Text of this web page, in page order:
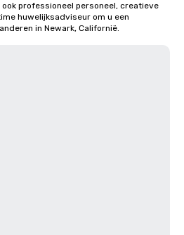
professioneel personeel, creatieve
huwelijksadviseur om u een
in Newark, Californië.